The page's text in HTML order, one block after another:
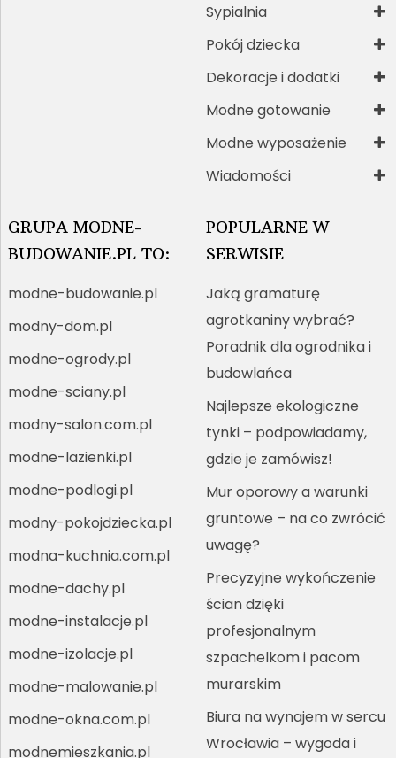
Sypialnia
Pokój dziecka
Dekoracje i dodatki
Modne gotowanie
Modne wyposażenie
Wiadomości
GRUPA MODNE-
BUDOWANIE.PL TO:
modne-budowanie.pl
modny-dom.pl
modne-ogrody.pl
modne-sciany.pl
modny-salon.com.pl
modne-lazienki.pl
modne-podlogi.pl
modny-pokojdziecka.pl
modna-kuchnia.com.pl
modne-dachy.pl
modne-instalacje.pl
modne-izolacje.pl
modne-malowanie.pl
modne-okna.com.pl
modnemieszkania.pl
POPULARNE W
SERWISIE
Jaką gramaturę
agrotkaniny wybrać?
Poradnik dla ogrodnika i
budowlańca
Najlepsze ekologiczne
tynki – podpowiadamy,
gdzie je zamówisz!
Mur oporowy a warunki
gruntowe – na co zwrócić
uwagę?
Precyzyjne wykończenie
ścian dzięki
profesjonalnym
szpachelkom i pacom
murarskim
Biura na wynajem w sercu
Wrocławia – wygoda i